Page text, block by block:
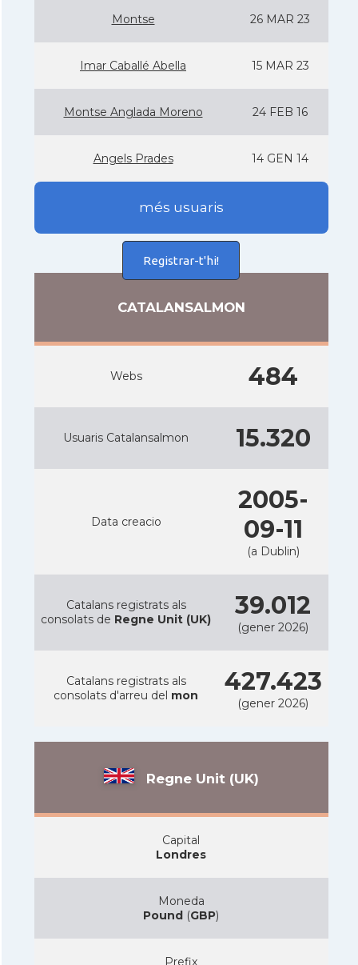
Montse 26 MAR 23
Imar Caballé Abella 15 MAR 23
Montse Anglada Moreno 24 FEB 16
Angels Prades 14 GEN 14
més usuaris
Registrar-t'hi!
CATALANSALMON
Webs 484
Usuaris Catalansalmon 15.320
Data creacio
2005-
09-11
(a Dublin)
Catalans registrats als
consolats de Regne Unit (UK) 39.012
(gener 2026)
Catalans registrats als
consolats d'arreu del mon 427.423
(gener 2026)
Regne Unit (UK)
Capital
Londres
Moneda
Pound (GBP)
Prefix